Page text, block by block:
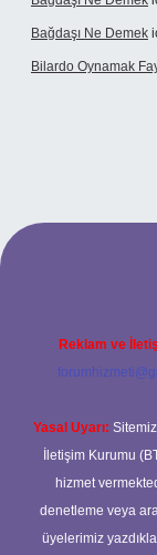
Bağdaşı Ne Demek
Bilardo Oynamak
bahis sitesi
Reklam ve
Yasal Uyarı:
İletişim Kurumu
hizmet
denetleme veya
üyelerimiz